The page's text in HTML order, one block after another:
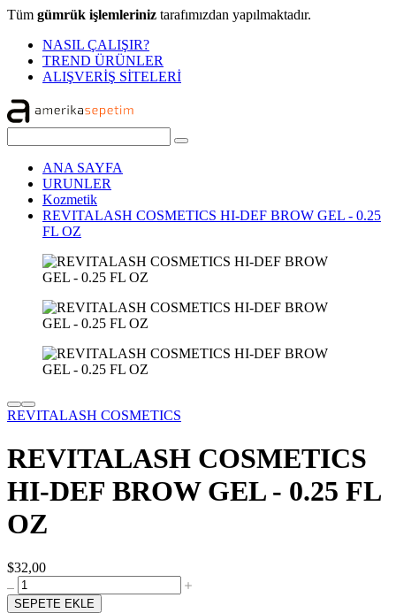
Tüm gümrük işlemleriniz tarafımızdan yapılmaktadır.
NASIL ÇALIŞIR?
TREND ÜRÜNLER
ALIŞVERİŞ SİTELERİ
ANA SAYFA
URUNLER
Kozmetik
REVITALASH COSMETICS HI-DEF BROW GEL - 0.25
FL OZ
REVITALASH COSMETICS
REVITALASH COSMETICS
HI-DEF BROW GEL - 0.25 FL
OZ
$32,00
SEPETE EKLE